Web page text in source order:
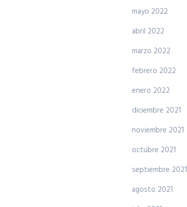
mayo 2022
abril 2022
marzo 2022
febrero 2022
enero 2022
diciembre 2021
noviembre 2021
octubre 2021
septiembre 2021
agosto 2021